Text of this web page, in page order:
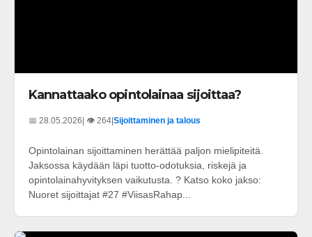
Kannattaako opintolainaa sijoittaa?
📅 28.05.2026 | 👁️ 264 Sijoittaminen ja talous
Opintolainan sijoittaminen herättää paljon mielipiteitä.
Jaksossa käydään läpi tuotto-odotuksia, riskejä ja
opintolainahyvityksen vaikutusta. ? Katso koko jakso:
Nuoret sijoittajat #27 #ViisasRahap...